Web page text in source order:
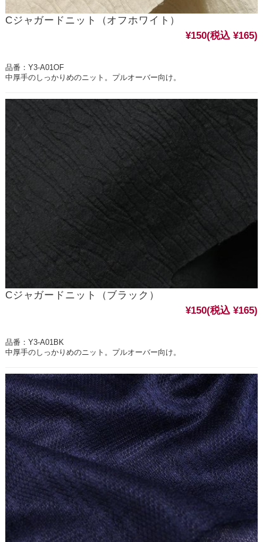
Cジャガードニット（オフホワイト）
¥150(税込 ¥165)
品番：Y3-A01OF
中厚手のしっかりめのニット。プルオーバー向け。
Cジャガードニット（ブラック）
¥150(税込 ¥165)
品番：Y3-A01BK
中厚手のしっかりめのニット。プルオーバー向け。